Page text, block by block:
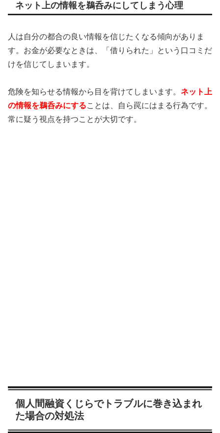
ネット上の情報を鵜呑みにしてしまう心理
人は自分の都合の良い情報を信じたくなる傾向がありま
す。お金が必要なときは、「借りられた」という口コミだ
けを信じてしまいます。
危険を知らせる情報から目を背けてしまいます。 ネット上
の情報を鵜呑みにすることは、自ら罠にはまる行為です。
常に疑う視点を持つことが大切です。
個人間融資くじらでトラブルに巻き込まれ
た場合の対処法